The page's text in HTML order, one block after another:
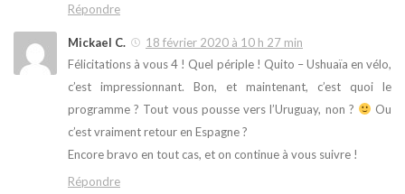
Répondre
Mickael C.
18 février 2020 à 10 h 27 min
Félicitations à vous 4 ! Quel périple ! Quito – Ushuaïa en vélo,
c’est impressionnant. Bon, et maintenant, c’est quoi le
programme ? Tout vous pousse vers l’Uruguay, non ?
Ou
c’est vraiment retour en Espagne ?
Encore bravo en tout cas, et on continue à vous suivre !
Répondre